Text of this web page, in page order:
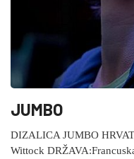
JUMBO
DIZALICA JUMBO
Wittock